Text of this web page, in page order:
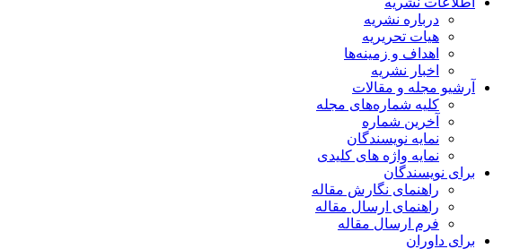
درباره نشریه
هیات تحریریه
اهداف و زمینه‌ها
اخبار نشریه
آرشیو مجله و مقالات
کلیه شماره‌های مجله
آخرین شماره
نمایه نویسندگان
نمایه واژه های کلیدی
برای نویسندگان
راهنمای نگارش مقاله
راهنمای ارسال مقاله
فرم ارسال مقاله
برای داوران